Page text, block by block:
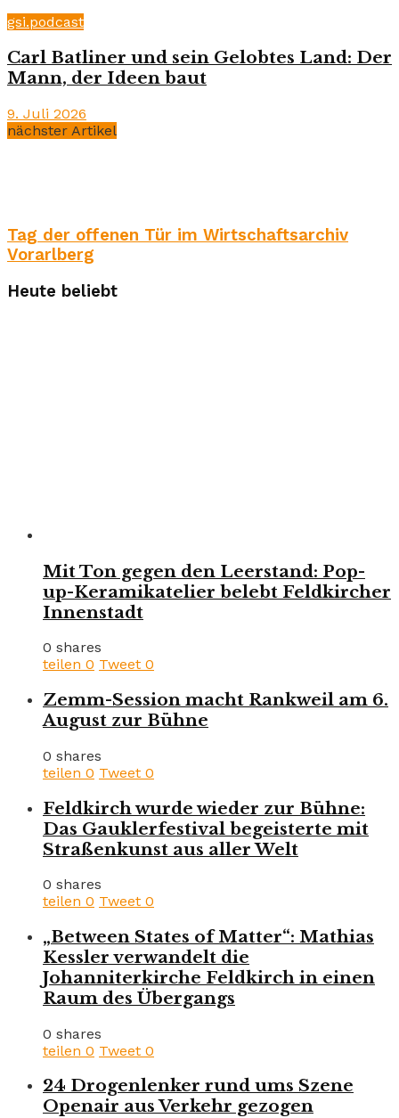
gsi.podcast
Carl Batliner und sein Gelobtes Land: Der
Mann, der Ideen baut
9. Juli 2026
nächster Artikel
Tag der offenen Tür im Wirtschaftsarchiv
Vorarlberg
Heute beliebt
Mit Ton gegen den Leerstand: Pop-
up-Keramikatelier belebt Feldkircher
Innenstadt
0 shares
teilen 0 Tweet 0
Zemm-Session macht Rankweil am 6.
August zur Bühne
0 shares
teilen 0 Tweet 0
Feldkirch wurde wieder zur Bühne:
Das Gauklerfestival begeisterte mit
Straßenkunst aus aller Welt
0 shares
teilen 0 Tweet 0
„Between States of Matter“: Mathias
Kessler verwandelt die
Johanniterkirche Feldkirch in einen
Raum des Übergangs
0 shares
teilen 0 Tweet 0
24 Drogenlenker rund ums Szene
Openair aus Verkehr gezogen